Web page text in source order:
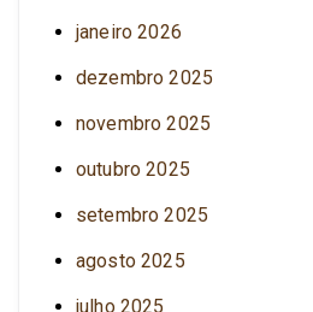
janeiro 2026
dezembro 2025
novembro 2025
outubro 2025
setembro 2025
agosto 2025
julho 2025